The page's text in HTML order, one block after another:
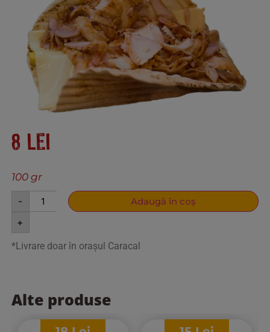
8 lei
100 gr
-
+
Adaugă în coș
*Livrare doar în orașul Caracal
Alte produse